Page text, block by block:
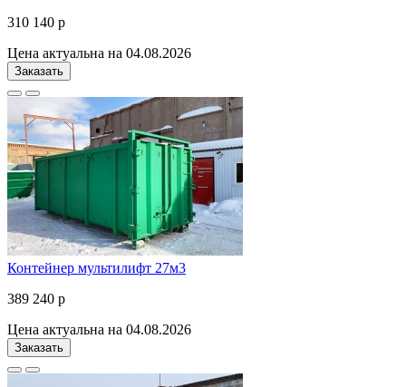
310 140 р
Цена актуальна на 04.08.2026
Заказать
Контейнер мультилифт 27м3
389 240 р
Цена актуальна на 04.08.2026
Заказать